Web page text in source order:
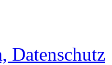
Datenschutz